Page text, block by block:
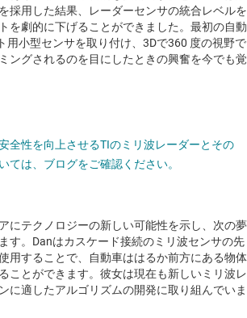
採用した結果、レーダーセンサの統合レベルを
を劇的に下げることができました。最初の自動
用小型センサを取り付け、3Dで360 度の視野で
ングされるのを目にしたときの興奮を今でも覚
全性を向上させるTIのミリ波レーダーとその
ては、ブログをご確認ください。
にテクノロジーの新しい可能性を示し、次の夢
す。Danはカスケード接続のミリ波センサの先
用することで、自動車ははるか前方にある物体
ことができます。彼女は現在も新しいミリ波レ
に適したアルゴリズムの開発に取り組んでいま